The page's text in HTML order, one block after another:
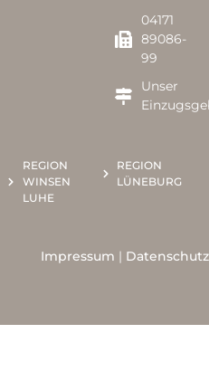
04171
89086-
99
Unser
REGION
WINSEN
LUHE
REGION
LÜNEBURG
Impressum | Datenschutz